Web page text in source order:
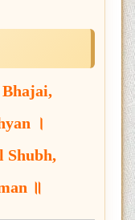
।
Shubh,
॥